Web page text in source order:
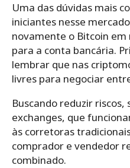
Uma das dúvidas mais
iniciantes nesse
novamente o Bitcoin
para a conta bancária.
lembrar que nas
livres para negociar
Buscando reduzir
exchanges, que
às corretoras
comprador e vendedor
combinado.